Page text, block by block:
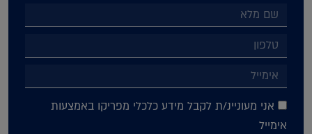
אני מעוניינ/ת לקבל מידע כלכלי מפריקו באמצעות
אימייל